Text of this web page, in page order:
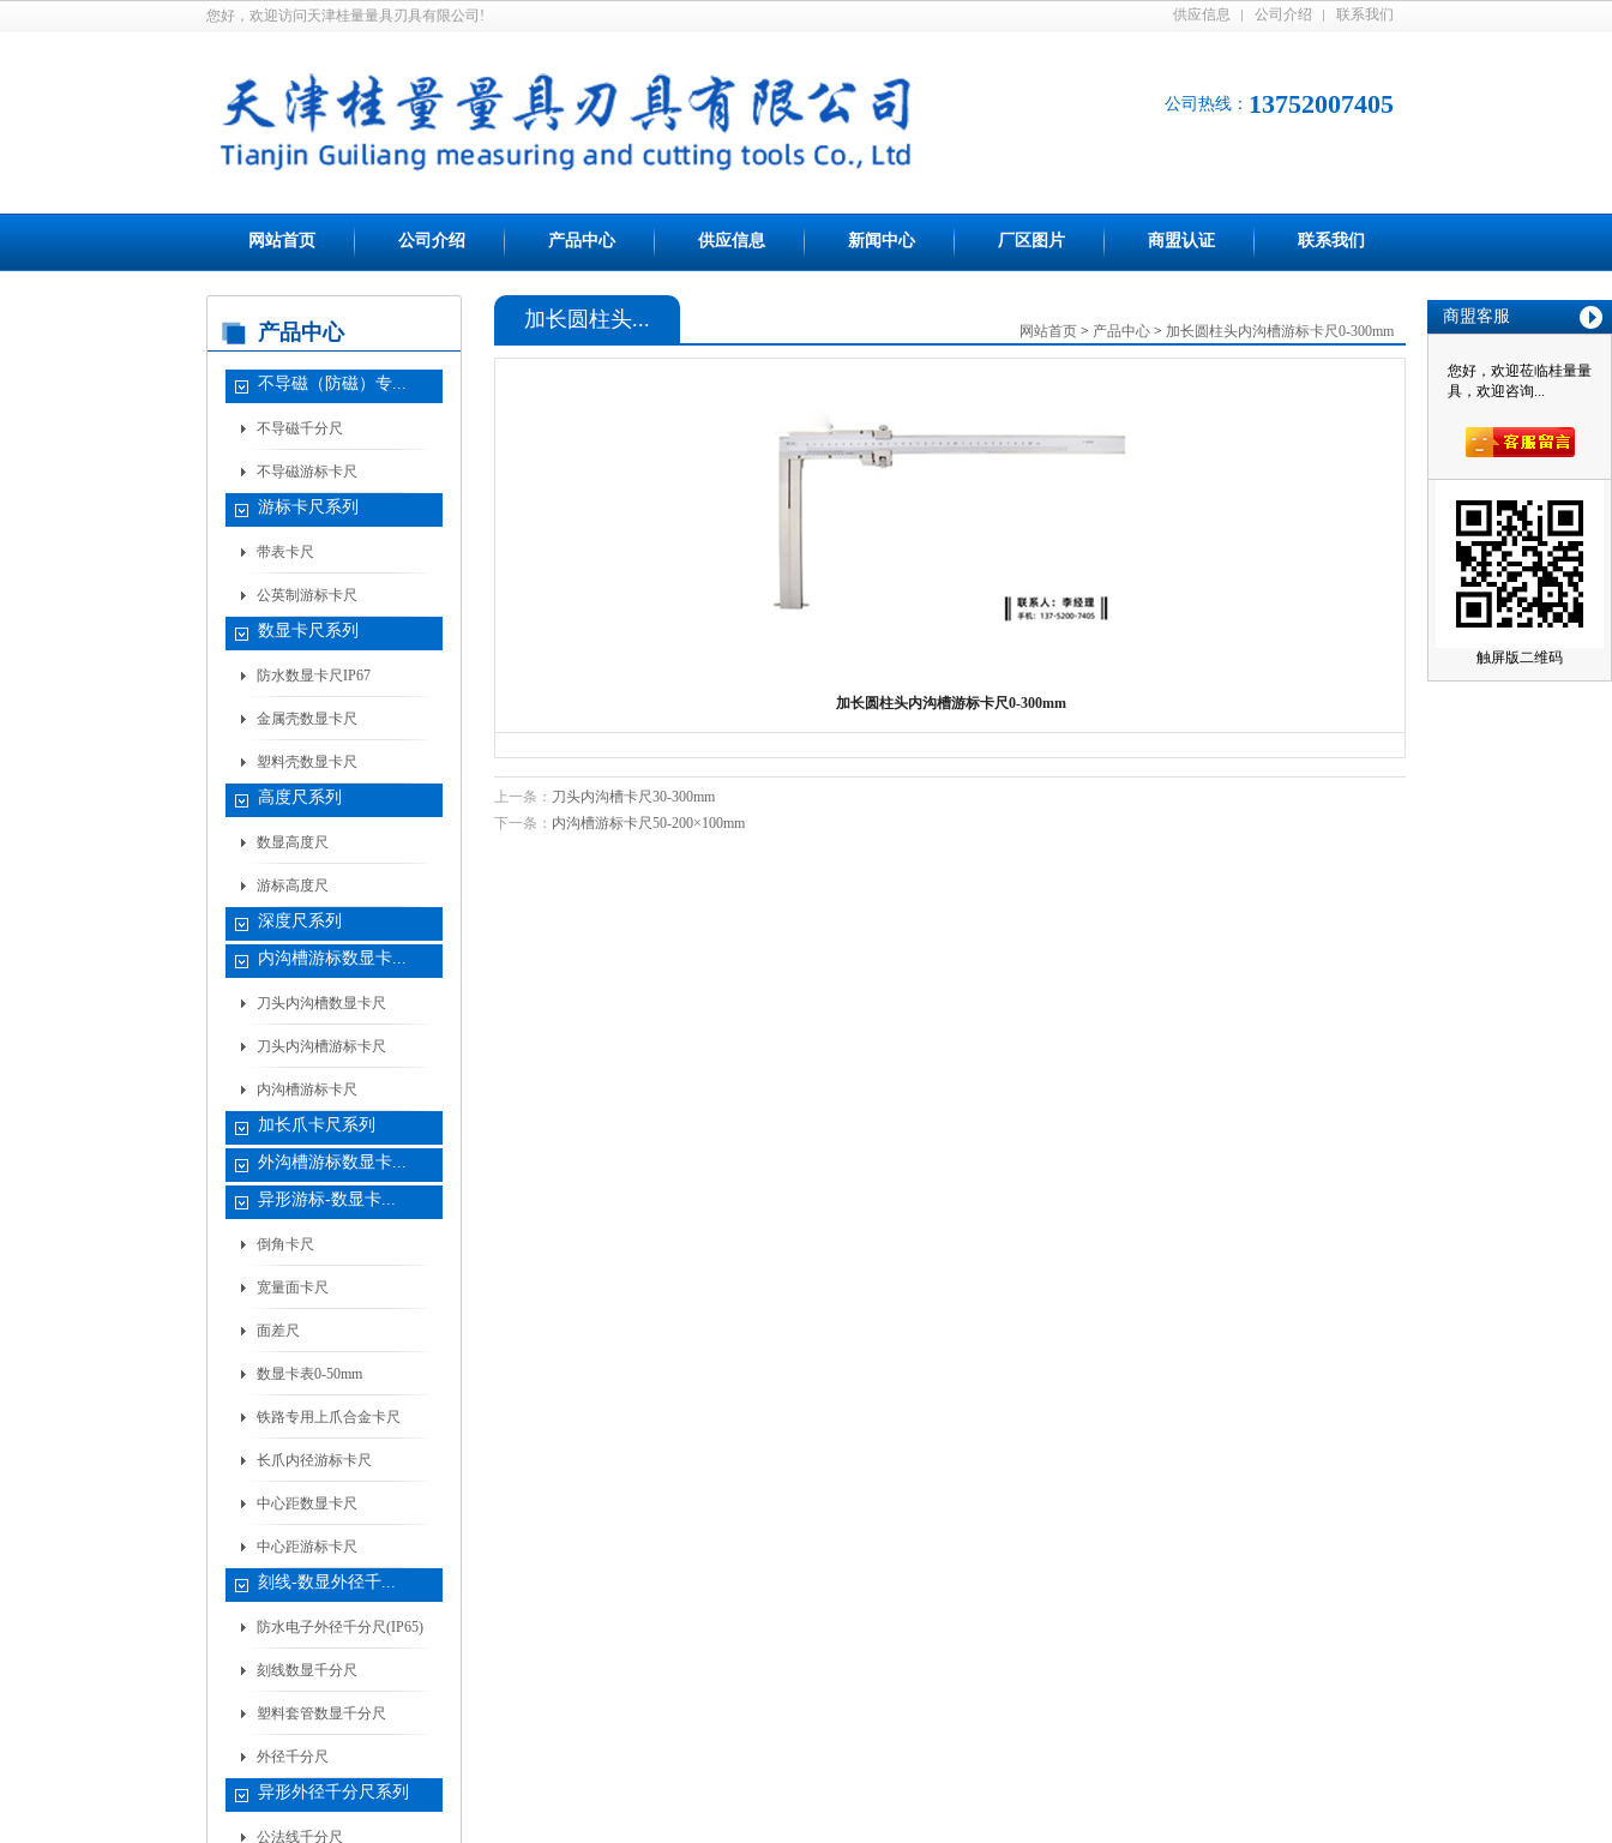
商盟客服
您好，欢迎莅临桂量量
具，欢迎咨询...
触屏版二维码
您好，欢迎访问天津桂量量具刃具有限公司! 供应信息 公司介绍 联系我们
公司热线： 13752007405
网站首页 公司介绍 产品中心 供应信息 新闻中心 厂区图片 商盟认证 联系我们
产品中心
不导磁（防磁）专...
不导磁千分尺
不导磁游标卡尺
游标卡尺系列
带表卡尺
公英制游标卡尺
数显卡尺系列
防水数显卡尺IP67
金属壳数显卡尺
塑料壳数显卡尺
高度尺系列
数显高度尺
游标高度尺
深度尺系列
内沟槽游标数显卡...
刀头内沟槽数显卡尺
刀头内沟槽游标卡尺
内沟槽游标卡尺
加长爪卡尺系列
外沟槽游标数显卡...
异形游标-数显卡...
倒角卡尺
宽量面卡尺
面差尺
数显卡表0-50mm
铁路专用上爪合金卡尺
长爪内径游标卡尺
中心距数显卡尺
中心距游标卡尺
刻线-数显外径千...
防水电子外径千分尺(IP65)
刻线数显千分尺
塑料套管数显千分尺
外径千分尺
异形外径千分尺系列
公法线千分尺
网站首页 > 产品中心 > 加长圆柱头内沟槽游标卡尺0-300mm
加长圆柱头...
加长圆柱头内沟槽游标卡尺0-300mm
上一条： 刀头内沟槽卡尺30-300mm
下一条： 内沟槽游标卡尺50-200×100mm